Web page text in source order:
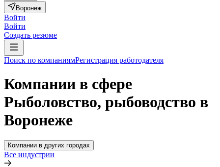
Воронеж
Войти
Войти
Создать резюме
Поиск по компаниямРегистрация работодателя
Компании в сфере
Рыболовство, рыбоводство в
Воронеже
Компании в других городах
Все индустрии